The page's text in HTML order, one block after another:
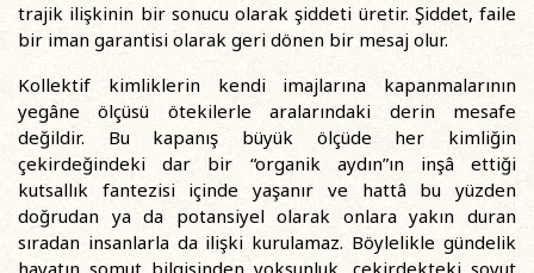
trajik ilişkinin bir sonucu olarak şiddeti üretir. Şiddet, faile
bir iman garantisi olarak geri dönen bir mesaj olur.
Kollektif kimliklerin kendi imajlarına kapanmalarının
yegâne ölçüsü ötekilerle aralarındaki derin mesafe
değildir. Bu kapanış büyük ölçüde her kimliğin
çekirdeğindeki dar bir “organik aydın”ın inşâ ettiği
kutsallık fantezisi içinde yaşanır ve hattâ bu yüzden
doğrudan ya da potansiyel olarak onlara yakın duran
sıradan insanlarla da ilişki kurulamaz. Böylelikle gündelik
hayatın somut bilgisinden yoksunluk, çekirdekteki soyut